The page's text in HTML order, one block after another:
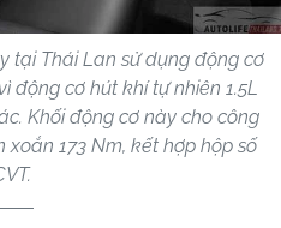
tại Thái Lan sử dụng động cơ
động cơ hút khí tự nhiên 1.5L
Khối động cơ này cho công
173 Nm, kết hợp hộp số